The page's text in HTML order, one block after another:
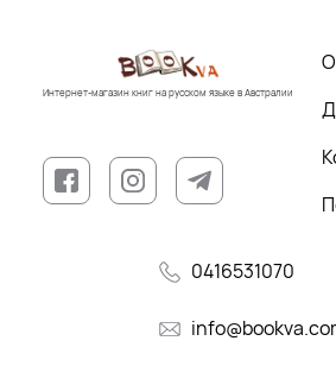
Интернет-магазин книг на русском языке в Австралии
0416531070